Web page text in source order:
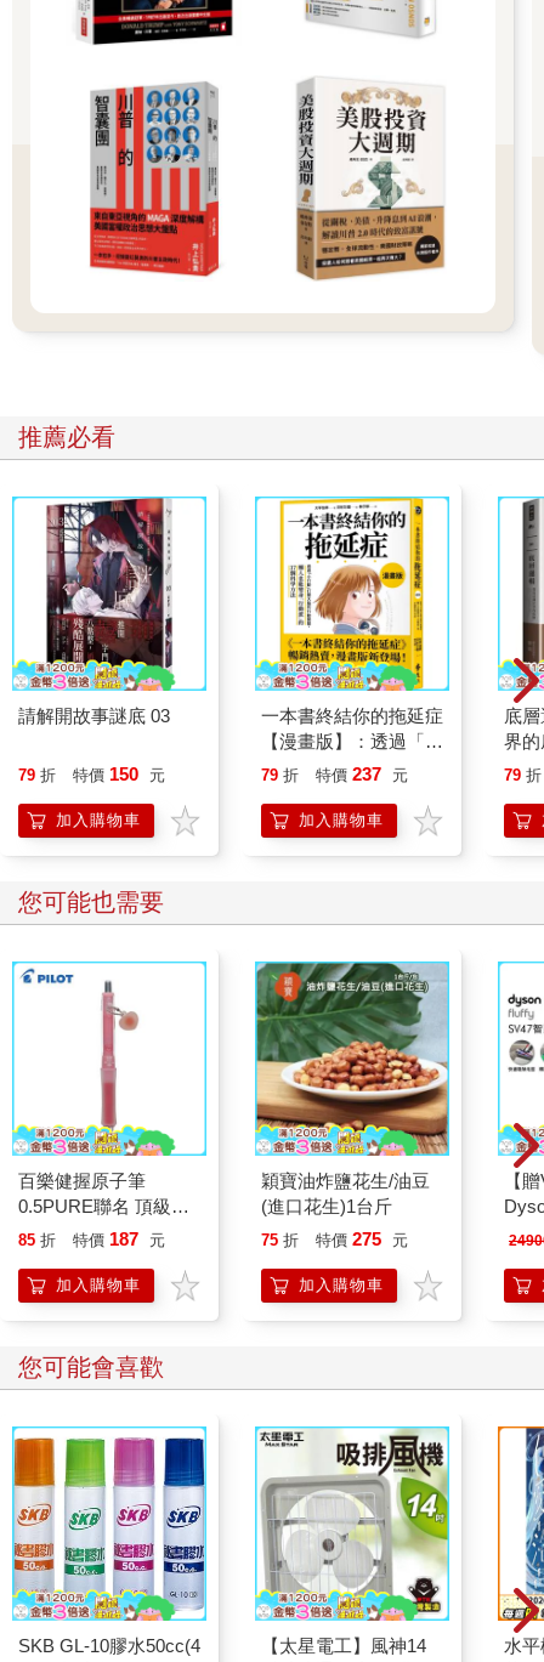
時候不得不承認，機器的判斷結果比人類還要適當。
隨著深度學習的問世，以及高性能電腦技術的發展，AI已進化成
的活動，甚至凌駕人類的表現。
支撐AI進化的源頭，就是半導體技術的進步，以及電腦技術的進
步。因此，AI的發展需要更高性能的半導體晶片。同時，相對於
目前的左腦式電腦，未來人們將試著開發在硬體上模仿神經網路
的新型神經網路晶片半導體，使其以右腦式的方式工作，並投入
推薦必看
請解開故事謎底 03
79 折 特價 150 元
加入購物車
一本書終結你的拖延症
【漫畫版】：透過「小
行動」打開大腦的行動
「行動派」的37個科
學方法
79 折 特價 237 元
加入購物車
底
界
79 折
您可能也需要
百樂健握原子筆
0.5PURE聯名 頂級白
桃(限量)
85 折 特價 187 元
加入購物車
穎寶油炸鹽花生/油豆
(進口花生)1台斤
75 折 特價 275 元
加入購物車
【
您可能會喜歡
SKB GL-10膠水50cc(4
【太星電工】風神14
水